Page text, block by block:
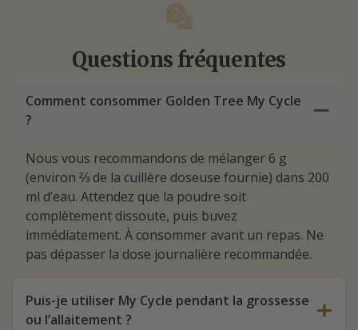
Questions fréquentes
Comment consommer Golden Tree My Cycle
?
Nous vous recommandons de mélanger 6 g
(environ ⅔ de la cuillère doseuse fournie) dans 200
ml d’eau. Attendez que la poudre soit
complètement dissoute, puis buvez
immédiatement. À consommer avant un repas. Ne
pas dépasser la dose journalière recommandée.
Puis-je utiliser My Cycle pendant la grossesse
ou l’allaitement ?